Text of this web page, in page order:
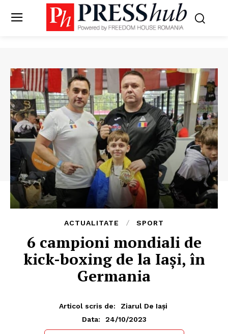
ACTUALITATE SPORT
6 campioni mondiali de
kick-boxing de la Iaşi, în
Germania
Articol scris de:
Ziarul De Iași
Data:
24/10/2023